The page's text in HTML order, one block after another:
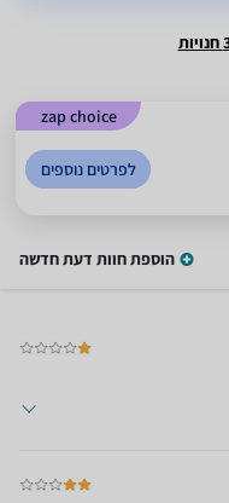
zap choice
לפרטים נוספים
הוספת חוות דעת חדשה